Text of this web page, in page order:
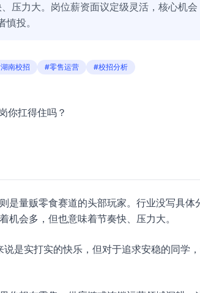
压力大。岗位薪资面议定级灵活，核心机会
投。
南校招 #零售运营 #校招分析
你扛得住吗？
量贩零食赛道的头部玩家。行业没写具体
会多，但也意味着节奏快、压力大。
是实打实的快乐，但对于追求安稳的同学